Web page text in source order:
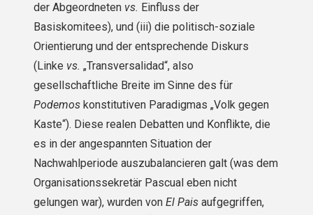
der Abgeordneten vs. Einfluss der
Basiskomitees), und (iii) die politisch-soziale
Orientierung und der entsprechende Diskurs
(Linke vs. „Transversalidad“, also
gesellschaftliche Breite im Sinne des für
Podemoskonstitutiven Paradigmas „Volk gegen
Kaste“). Diese realen Debatten und Konflikte, die
es in der angespannten Situation der
Nachwahlperiode auszubalancieren galt (was dem
Organisationssekretär Pascual eben nicht
gelungen war), wurden von El Paisaufgegriffen,